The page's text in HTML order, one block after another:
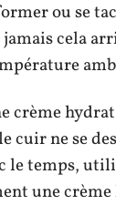
ou se
cela
crème
cuir ne se
le temps,
une